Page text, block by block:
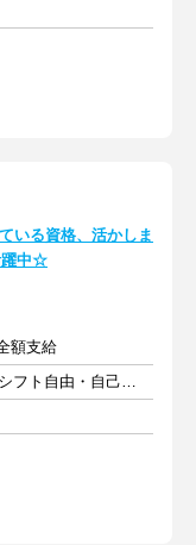
いる資格、活かしま
躍中☆
額支給
週3日以上 1日8時間以上 シフト自由・自己申告